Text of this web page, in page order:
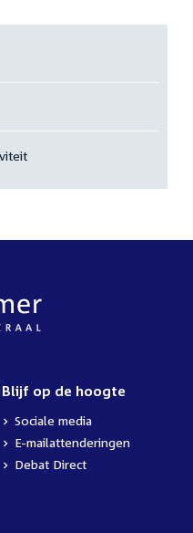
Blijf op de hoogte
Sociale media
E-mailattenderingen
Debat Direct